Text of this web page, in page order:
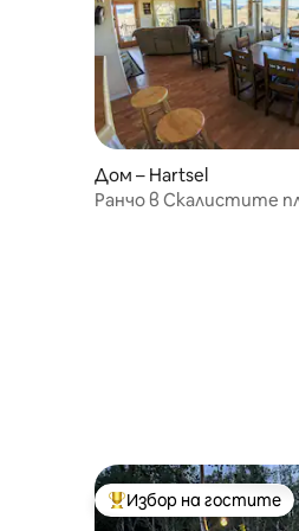
Дом – Hartsel
Ранчо в Скалистите
Най-популярен избор
Избор на гостите